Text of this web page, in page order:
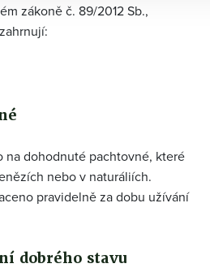
zákoně č. 89/2012 Sb.,
na dohodnuté pachtovné, které
nebo v naturáliích.
pravidelně za dobu užívání
dobrého stavu